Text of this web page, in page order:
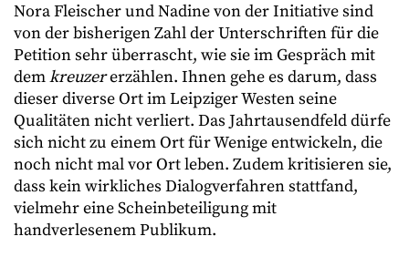
Nora Fleischer und Nadine von der Initiative sind
von der bisherigen Zahl der Unterschriften für die
Petition sehr überrascht, wie sie im Gespräch mit
demkreuzererzählen. Ihnen gehe es darum, dass
dieser diverse Ort im Leipziger Westen seine
Qualitäten nicht verliert. Das Jahrtausendfeld dürfe
sich nicht zu einem Ort für Wenige entwickeln, die
noch nicht mal vor Ort leben. Zudem kritisieren sie,
dass kein wirkliches Dialogverfahren stattfand,
vielmehr eine Scheinbeteiligung mit
handverlesenem Publikum.